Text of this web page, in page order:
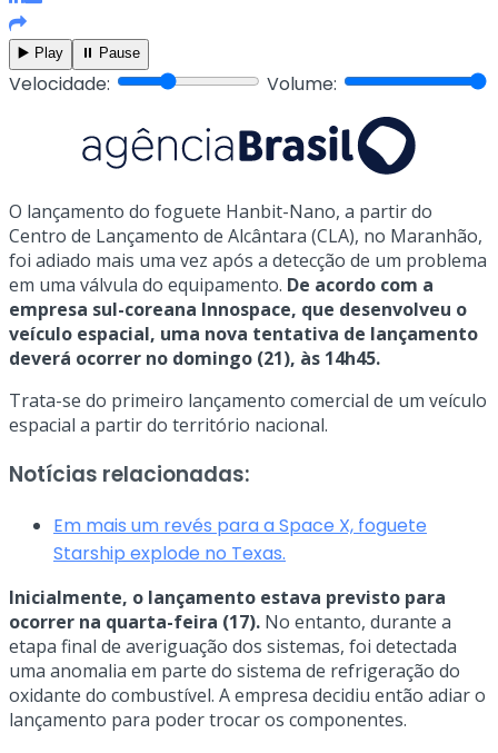
▶️ Play ⏸️ Pause
Velocidade: Volume:
O lançamento do foguete Hanbit-Nano, a partir do
Centro de Lançamento de Alcântara (CLA), no Maranhão,
foi adiado mais uma vez após a detecção de um problema
em uma válvula do equipamento. De acordo com a
empresa sul-coreana Innospace, que desenvolveu o
veículo espacial, uma nova tentativa de lançamento
deverá ocorrer no domingo (21), às 14h45.
Trata-se do primeiro lançamento comercial de um veículo
espacial a partir do território nacional.
Notícias relacionadas:
Em mais um revés para a Space X, foguete
Starship explode no Texas.
Inicialmente, o lançamento estava previsto para
ocorrer na quarta-feira (17). No entanto, durante a
etapa final de averiguação dos sistemas, foi detectada
uma anomalia em parte do sistema de refrigeração do
oxidante do combustível. A empresa decidiu então adiar o
lançamento para poder trocar os componentes.